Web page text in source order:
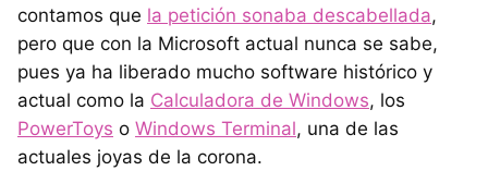
contamos que la petición sonaba descabellada,
pero que con la Microsoft actual nunca se sabe,
pues ya ha liberado mucho software histórico y
actual como la Calculadora de Windows, los
PowerToys o Windows Terminal, una de las
actuales joyas de la corona.